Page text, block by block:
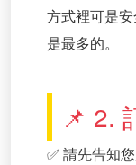
方式裡可是
是最多的。
📌 2.
✅ 請先告知